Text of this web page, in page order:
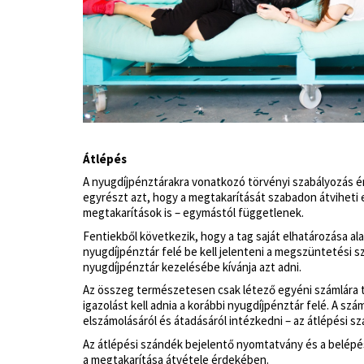
Átlépés
A nyugdíjpénztárakra vonatkozó törvényi
egyrészt azt, hogy a megtakarítását szabadon átviheti
megtakarítások is – egymástól függetlenek.
Fentiekből következik, hogy a tag saját elhatározása
nyugdíjpénztár felé be kell jelenteni a megszüntetési
nyugdíjpénztár kezelésébe kívánja azt adni.
Az összeg természetesen csak létező egyéni
igazolást kell adnia a korábbi nyugdíjpénztár felé. A
elszámolásáról és átadásáról intézkedni – az átlépési
Az átlépési szándék bejelentő nyomtatvány és a
a megtakarítása átvétele érdekében.